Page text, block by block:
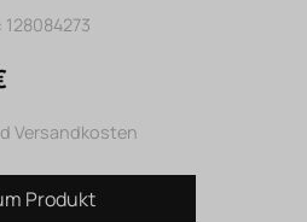
Versandkosten
Produkt